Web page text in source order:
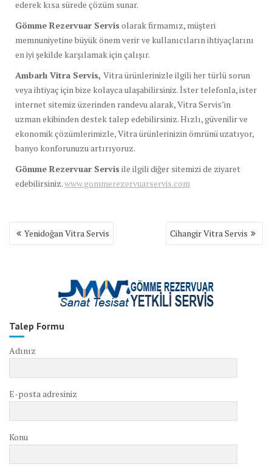
ederek kısa sürede çözüm sunar.
Gömme Rezervuar Servis olarak firmamız, müşteri
memnuniyetine büyük önem verir ve kullanıcıların ihtiyaçlarını
en iyi şekilde karşılamak için çalışır.
Ambarlı Vitra Servis, Vitra ürünlerinizle ilgili her türlü sorun
veya ihtiyaç için bize kolayca ulaşabilirsiniz. İster telefonla, ister
internet sitemiz üzerinden randevu alarak, Vitra Servis’in
uzman ekibinden destek talep edebilirsiniz. Hızlı, güvenilir ve
ekonomik çözümlerimizle, Vitra ürünlerinizin ömrünü uzatıyor,
banyo konforunuzu artırıyoruz.
Gömme Rezervuar Servis ile ilgili diğer sitemizi de ziyaret
edebilirsiniz.www.gommerezervuarservis.com
Yazı
gezinmesi
Yenidoğan Vitra Servis Cihangir Vitra Servis
Talep Formu
Adınız
E-posta adresiniz
Konu